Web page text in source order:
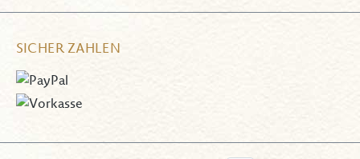
SICHER ZAHLEN